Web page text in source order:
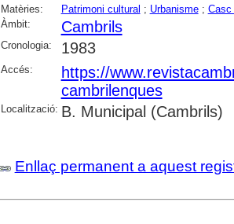
Matèries: Patrimoni cultural ; Urbanisme; Casc
Àmbit:
Cambrils
Cronologia: 1983
Accés:
https://
cambrilenques
Localització: B. Municipal (Cambrils)
Enllaç permanent a aquest